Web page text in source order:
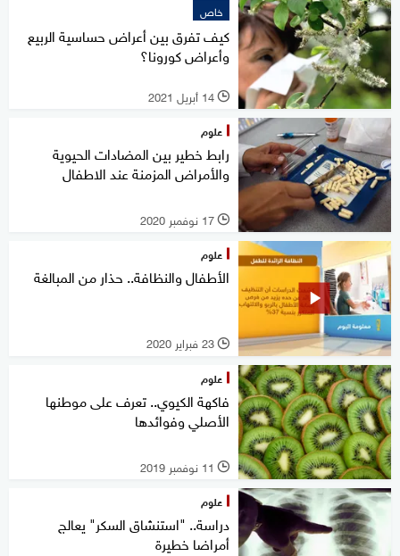
خاص
كيف تفرق بين أعراض حساسية الربيع
وأعراض كورونا؟
l 14 أبريل 2021
علوم
رابط خطير بين المضادات الحيوية
والأمراض المزمنة عند الاطفال
l 17 نوفمبر 2020
علوم
الأطفال والنظافة.. حذار من المبالغة
l 23 فبراير 2020
علوم
فاكهة الكيوي.. تعرف على موطنها
الأصلي وفوائدها
l 11 نوفمبر 2019
علوم
دراسة.. "استنشاق السكر" يعالج
أمراضا خطيرة